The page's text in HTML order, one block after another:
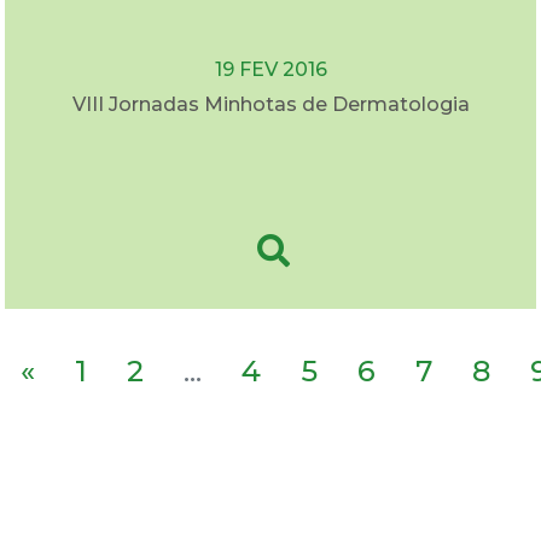
19 FEV 2016
VIII Jornadas Minhotas de Dermatologia
« 1 2 ... 4 5 6 7 8